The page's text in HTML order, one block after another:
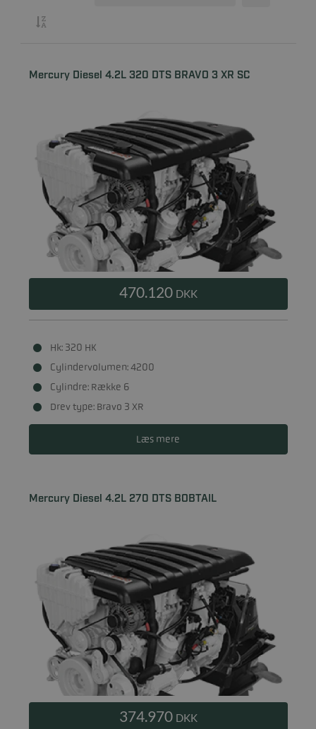
Mercury Diesel 4.2L 320 DTS BRAVO 3 XR SC
470.120 DKK
Hk: 320 HK
Cylindervolumen: 4200
Cylindre: Række 6
Drev type: Bravo 3 XR
Læs mere
Mercury Diesel 4.2L 270 DTS BOBTAIL
374.970 DKK